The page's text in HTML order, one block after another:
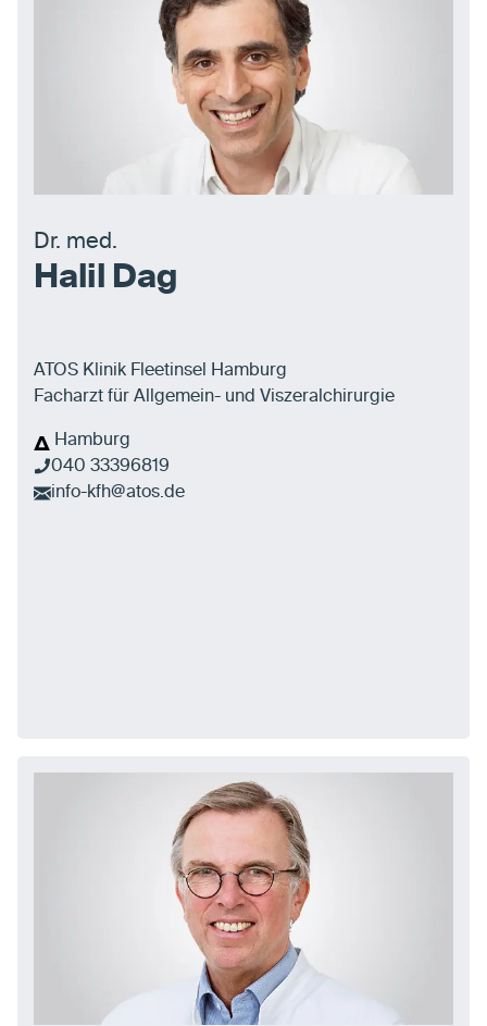
Dr. med.
Halil Dag
ATOS Klinik Fleetinsel Hamburg
Facharzt für Allgemein- und Viszeralchirurgie
Hamburg
040 33396819
info-kfh@atos.de